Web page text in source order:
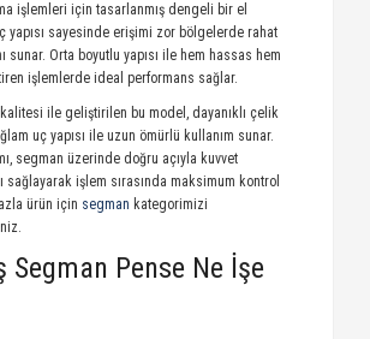
işlemleri için tasarlanmış dengeli bir el
yapısı sayesinde erişimi zor bölgelerde rahat
sunar. Orta boyutlu yapısı ile hem hassas hem
işlemlerde ideal performans sağlar.
ile geliştirilen bu model, dayanıklı çelik
uç yapısı ile uzun ömürlü kullanım sunar.
segman üzerinde doğru açıyla kuvvet
sağlayarak işlem sırasında maksimum kontrol
ürün için segman kategorimizi
Segman Pense Ne İşe